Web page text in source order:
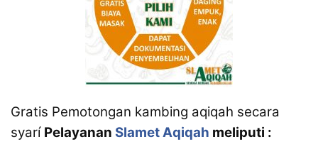
Gratis Pemotongan kambing aqiqah secara
syarí Pelayanan Slamet Aqiqah meliputi :